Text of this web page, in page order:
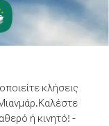
κλήσεις
Καλέστε
ή κινητό! -